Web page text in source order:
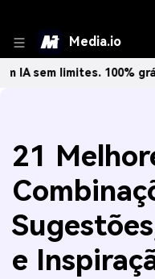
Media.io
limites. 100% grátis!
21
e